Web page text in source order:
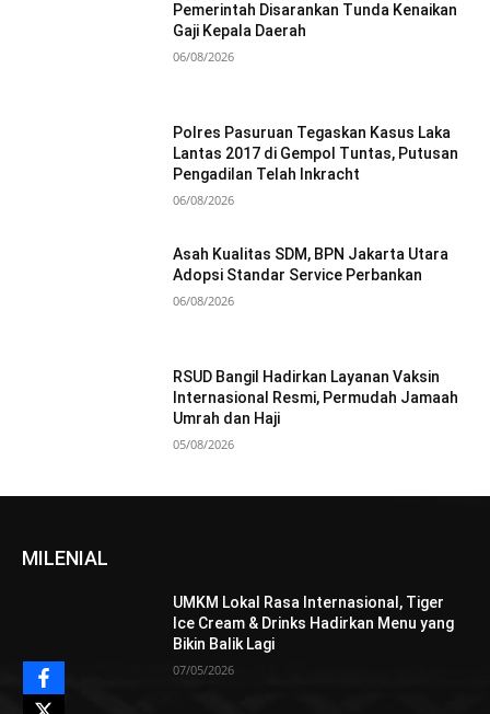
Pemerintah Disarankan Tunda Kenaikan
Gaji Kepala Daerah
06/08/2026
Polres Pasuruan Tegaskan Kasus Laka
Lantas 2017 di Gempol Tuntas, Putusan
Pengadilan Telah Inkracht
06/08/2026
Asah Kualitas SDM, BPN Jakarta Utara
Adopsi Standar Service Perbankan
06/08/2026
RSUD Bangil Hadirkan Layanan Vaksin
Internasional Resmi, Permudah Jamaah
Umrah dan Haji
05/08/2026
MILENIAL
UMKM Lokal Rasa Internasional, Tiger
Ice Cream & Drinks Hadirkan Menu yang
Bikin Balik Lagi
07/05/2026